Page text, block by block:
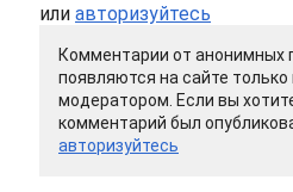
или авторизуйтесь
Комментарии от анонимных
появляются на сайте только
модератором. Если вы
комментарий был
авторизуйтесь